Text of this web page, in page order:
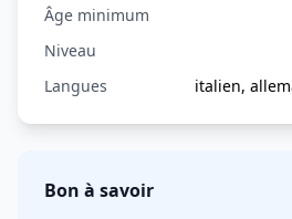
Âge minimum
Niveau
Langues
italien,
Bon à savoir